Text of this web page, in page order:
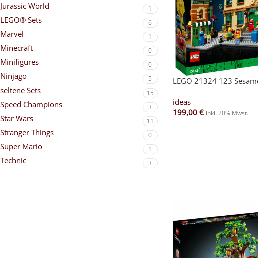
Jurassic World 1
LEGO® Sets 6
Marvel 1
Minecraft 0
Minifigures 0
Ninjago 5
seltene Sets 15
Speed Champions 3
Star Wars 11
Stranger Things 0
Super Mario 1
Technic 3
LEGO 21324 123
ideas
199,00 € inkl. 20% Mwst.